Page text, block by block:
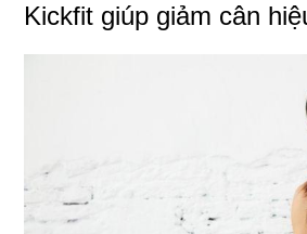
Kickfit giúp giảm cân